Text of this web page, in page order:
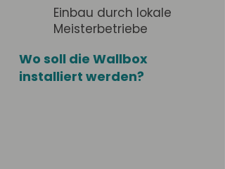
Einbau durch lokale
Meisterbetriebe
Wo soll die Wallbox
installiert werden?